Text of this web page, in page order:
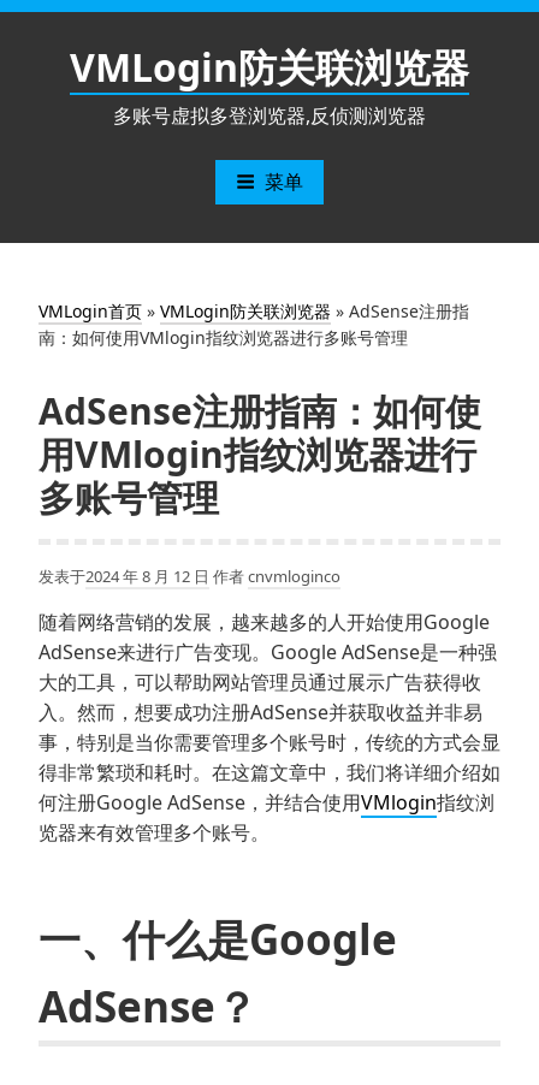
跳
VMLogin防关联浏览器
多账号虚拟多登浏览器,反侦测浏览器
菜单
VMLogin首页 » VMLogin防关联浏览器 » AdSense注册指
南：如何使用VMlogin指纹浏览器进行多账号管理
AdSense注册指南：如何使
用VMlogin指纹浏览器进行
多账号管理
发表于2024 年 8 月 12 日 作者cnvmloginco
随着网络营销的发展，越来越多的人开始使用Google
AdSense来进行广告变现。Google AdSense是一种强
大的工具，可以帮助网站管理员通过展示广告获得收
入。然而，想要成功注册AdSense并获取收益并非易
事，特别是当你需要管理多个账号时，传统的方式会显
得非常繁琐和耗时。在这篇文章中，我们将详细介绍如
何注册Google AdSense，并结合使用VMlogin指纹浏
览器来有效管理多个账号。
一、什么是Google
AdSense？